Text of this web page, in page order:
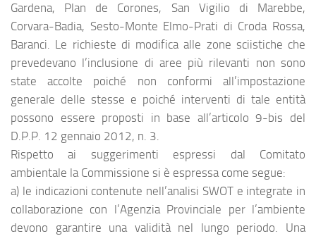
Gardena, Plan de Corones, San Vigilio di Marebbe,
Corvara-Badia, Sesto-Monte Elmo-Prati di Croda Rossa,
Baranci. Le richieste di modifica alle zone sciistiche che
prevedevano l’inclusione di aree più rilevanti non sono
state accolte poiché non conformi all’impostazione
generale delle stesse e poiché interventi di tale entità
possono essere proposti in base all’articolo 9-bis del
D.P.P. 12 gennaio 2012, n. 3.
Rispetto ai suggerimenti espressi dal Comitato
ambientale la Commissione si è espressa come segue:
a) le indicazioni contenute nell’analisi SWOT e integrate in
collaborazione con l’Agenzia Provinciale per l’ambiente
devono garantire una validità nel lungo periodo. Una